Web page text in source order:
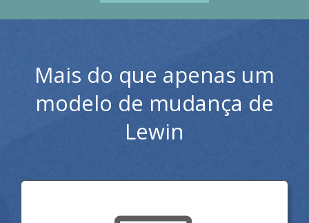
Mais do que apenas um
modelo de mudança de
Lewin